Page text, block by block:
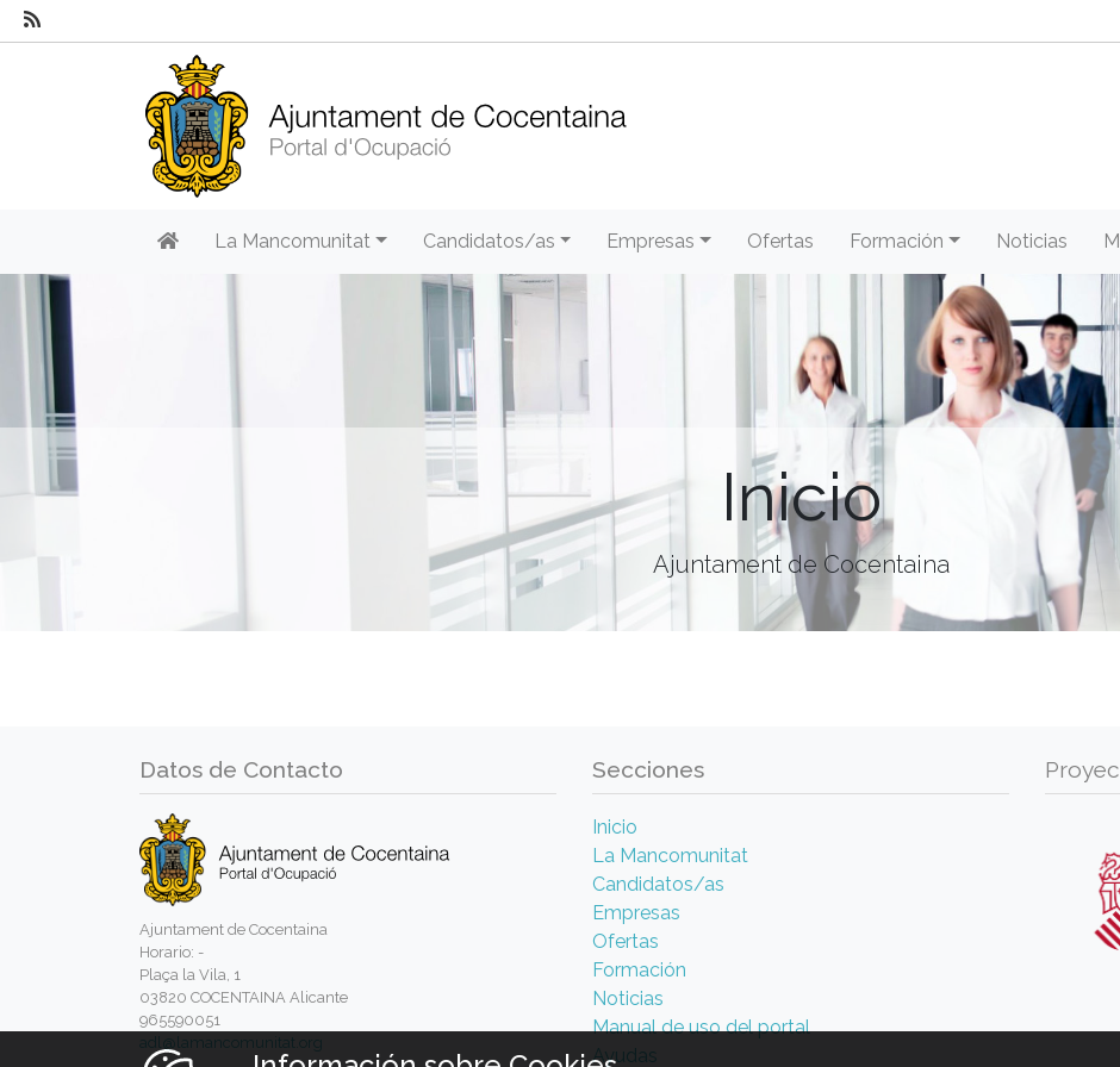
La Mancomunitat Candidatos/as Empresas Ofertas Formación Noticias
Inicio
Ajuntament de Cocentaina
Datos de Contacto
Ajuntament de Cocentaina
Horario: -
Plaça la Vila, 1
03820 COCENTAINA Alicante
965590051
adl@lamancomunitat.org
Secciones
Inicio
La Mancomunitat
Candidatos/as
Empresas
Ofertas
Formación
Noticias
Manual de uso del portal
Ayudas